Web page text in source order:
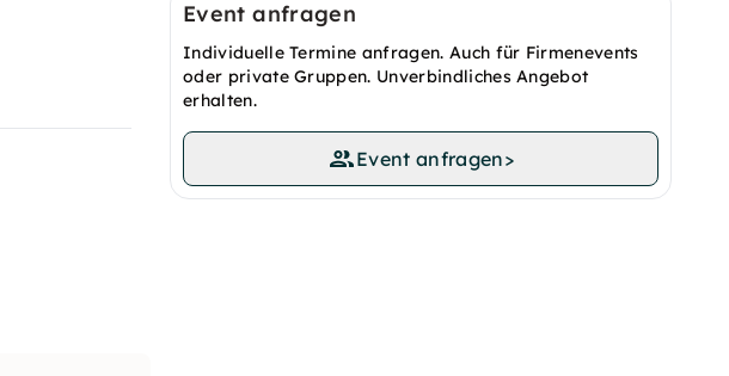
Event anfragen
Individuelle Termine anfragen. Auch für Firmenevents
oder private Gruppen. Unverbindliches Angebot
erhalten.
Event anfragen>